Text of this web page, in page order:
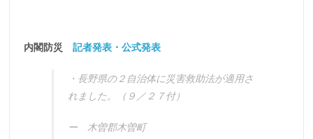
内閣防災記者発表・公式発表
・長野県の２自治体に災害救助法が適用さ
れました。（９／２７付）
ー 木曽郡木曽町